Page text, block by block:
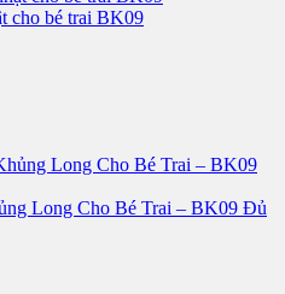
cho bé trai BK09
Long Cho Bé Trai – BK09 Đủ